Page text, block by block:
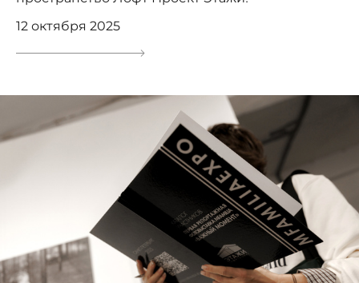
12 октября 2025